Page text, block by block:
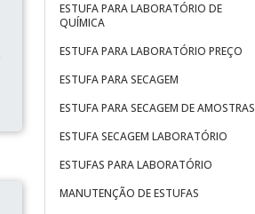
ESTUFA PARA LABORATÓRIO DE
QUÍMICA
ESTUFA PARA LABORATÓRIO PREÇO
ESTUFA PARA SECAGEM
ESTUFA PARA SECAGEM DE AMOSTRAS
ESTUFA SECAGEM LABORATÓRIO
ESTUFAS PARA LABORATÓRIO
MANUTENÇÃO DE ESTUFAS